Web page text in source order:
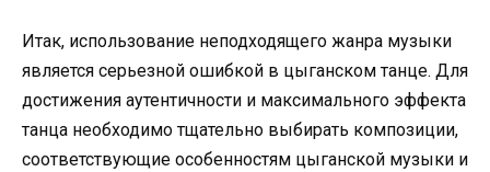
Итак, использование неподходящего жанра музыки
является серьезной ошибкой в цыганском танце. Для
достижения аутентичности и максимального эффекта
танца необходимо тщательно выбирать композиции,
соответствующие особенностям цыганской музыки и